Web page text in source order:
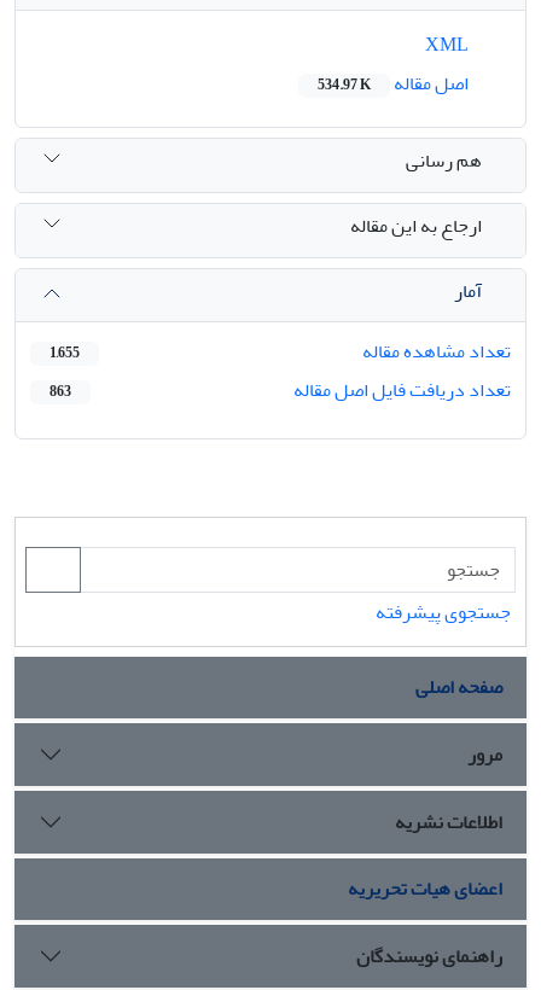
اصل مقاله
534.97 K
هم رسانی
ارجاع به این مقاله
آمار
تعداد مشاهده مقاله
1,655
تعداد دریافت فایل اصل مقاله 863
جستجوی پیشرفته
صفحه اصلی
مرور
اطلاعات نشریه
اعضای هیات تحریریه
راهنمای نویسندگان